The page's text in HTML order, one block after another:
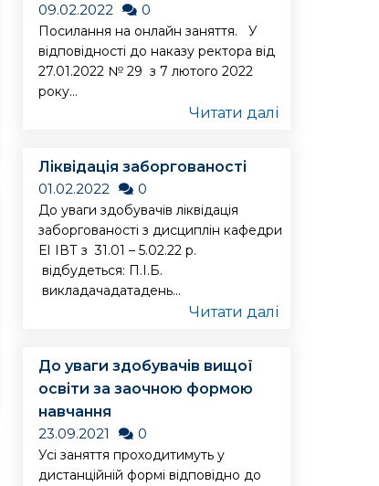
09.02.2022
0
Посилання на онлайн заняття. У
відповідності до наказу ректора від
27.01.2022 № 29 з 7 лютого 2022
року...
Читати далі
Ліквідація заборгованості
01.02.2022
0
До уваги здобувачів ліквідація
заборгованості з дисциплін кафедри
ЕІ ІВТ з 31.01 – 5.02.22 р.
відбудеться: П.І.Б.
викладачадатадень...
Читати далі
До уваги здобувачів вищої
освіти за заочною формою
навчання
23.09.2021
0
Усі заняття проходитимуть у
дистанційній формі відповідно до